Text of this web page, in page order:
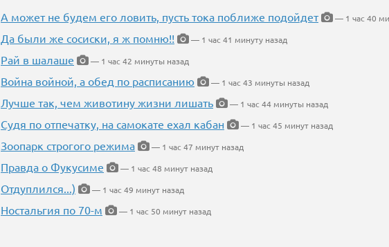
А может не будем его ловить, пусть тока поближе подойдет
— 1 час 40
Да были же сосиски, я ж помню!!
— 1 час 41 минуту назад
Рай в шалаше
— 1 час 42 минуты назад
Война войной, а обед по расписанию
— 1 час 43 минуты назад
Лучше так, чем животину жизни лишать
— 1 час 44 минуты назад
Судя по отпечатку, на самокате ехал кабан
— 1 час 45 минут назад
Зоопарк строгого режима
— 1 час 47 минут назад
Правда о Фукусиме
— 1 час 48 минут назад
Отдуплился...)
— 1 час 49 минут назад
Ностальгия по 70-м — 1 час 50 минут назад